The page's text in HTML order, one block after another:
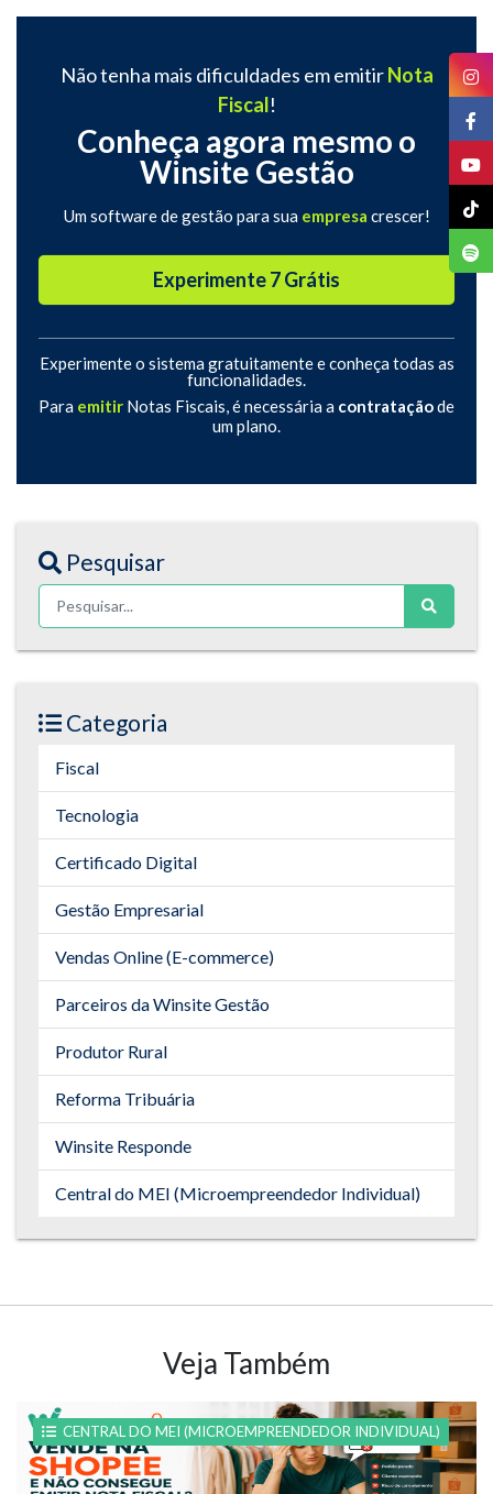
Não tenha mais dificuldades em emitirNota
Fiscal!
Conheça agora mesmo o
Winsite Gestão
Um software de gestão para sua empresa crescer!
Experimente 7 Grátis
Experimente o sistema gratuitamente e conheça todas as
funcionalidades.
Para emitir Notas Fiscais, é necessária a contrataçãode
um plano.
Pesquisar
Categoria
Fiscal
Tecnologia
Certificado Digital
Gestão Empresarial
Vendas Online (E-commerce)
Parceiros da Winsite Gestão
Produtor Rural
Reforma Tribuária
Winsite Responde
Central do MEI (Microempreendedor Individual)
Veja Também
CENTRAL DO MEI (MICROEMPREENDEDOR INDIVIDUAL)